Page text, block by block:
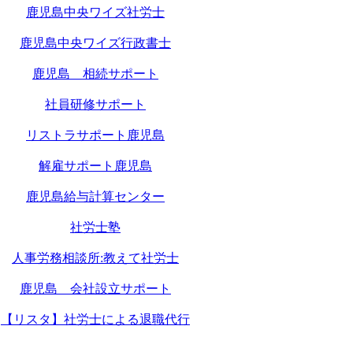
鹿児島中央ワイズ社労士
鹿児島中央ワイズ行政書士
鹿児島 相続サポート
社員研修サポート
リストラサポート鹿児島
解雇サポート鹿児島
鹿児島給与計算センター
社労士塾
人事労務相談所:教えて社労士
鹿児島 会社設立サポート
【リスタ】社労士による退職代行